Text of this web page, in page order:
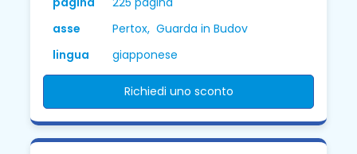
asse
Pertox, Guarda in Budov
lingua
giapponese
Richiedi uno sconto